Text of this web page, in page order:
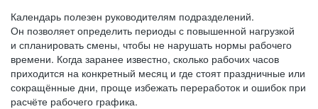
Календарь полезен руководителям подразделений.
Он позволяет определить периоды с повышенной нагрузкой
и спланировать смены, чтобы не нарушать нормы рабочего
времени. Когда заранее известно, сколько рабочих часов
приходится на конкретный месяц и где стоят праздничные или
сокращённые дни, проще избежать переработок и ошибок при
расчёте рабочего графика.